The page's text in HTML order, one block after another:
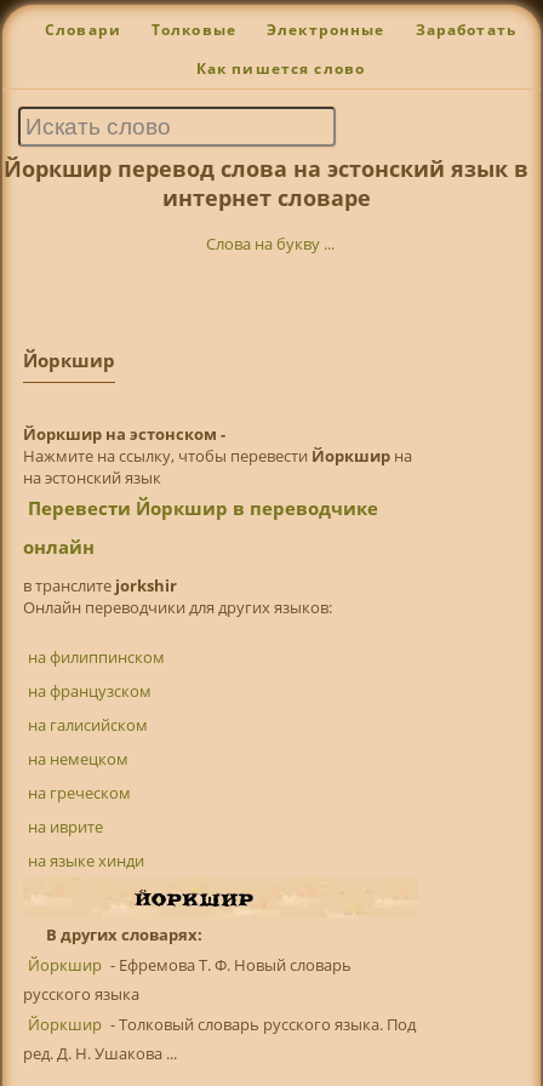
Словари Толковые Электронные Заработать
Как пишется слово
Йоркшир перевод слова на эстонский язык в
интернет словаре
Слова на букву ...
Йоркшир
Йоркшир на эстонском -
Нажмите на ссылку, чтобы перевести Йоркширна
на эстонский язык
Перевести Йоркшир в переводчике
онлайн
в транслитe jorkshir
Онлайн переводчики для других языков:
на филиппинском
на французском
на галисийском
на немецком
на греческом
на иврите
на языке хинди
В других словарях:
Йоркшир - Ефремова Т. Ф. Новый словарь
русского языка
Йоркшир - Толковый словарь русского языка. Под
ред. Д. Н. Ушакова ...